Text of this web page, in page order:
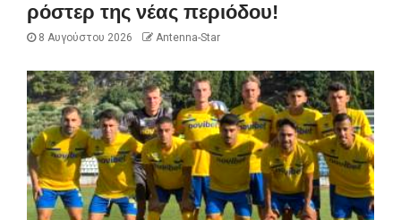
ρόστερ της νέας περιόδου!
8 Αυγούστου 2026 Antenna-Star